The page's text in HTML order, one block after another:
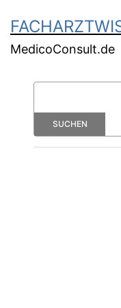
MedicoConsult.de